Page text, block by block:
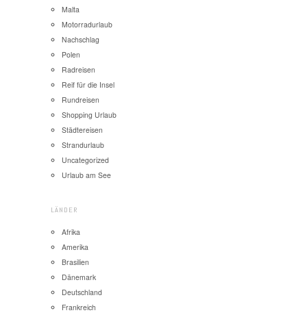
Malta
Motorradurlaub
Nachschlag
Polen
Radreisen
Reif für die Insel
Rundreisen
Shopping Urlaub
Städtereisen
Strandurlaub
Uncategorized
Urlaub am See
LÄNDER
Afrika
Amerika
Brasilien
Dänemark
Deutschland
Frankreich